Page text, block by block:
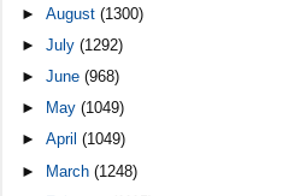
►August(1300)
►July(1292)
►June(968)
►
May(1049)
►April(1049)
► March(1248)